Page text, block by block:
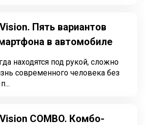
Пять вариантов
в автомобиле
находятся под рукой, сложно
современного человека без
COMBO. Комбо-